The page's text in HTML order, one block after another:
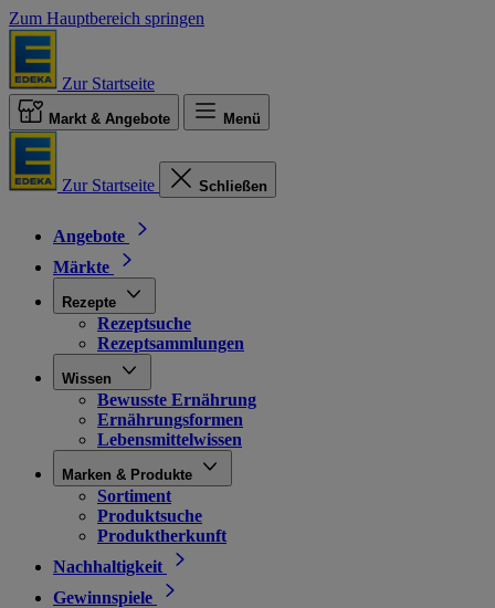
Zum Hauptbereich springen
Zur Startseite
Markt & Angebote Menü
Zur Startseite Schließen
Angebote
Märkte
Rezepte
Rezeptsuche
Rezeptsammlungen
Wissen
Bewusste Ernährung
Ernährungsformen
Lebensmittelwissen
Marken & Produkte
Sortiment
Produktsuche
Produktherkunft
Nachhaltigkeit
Gewinnspiele